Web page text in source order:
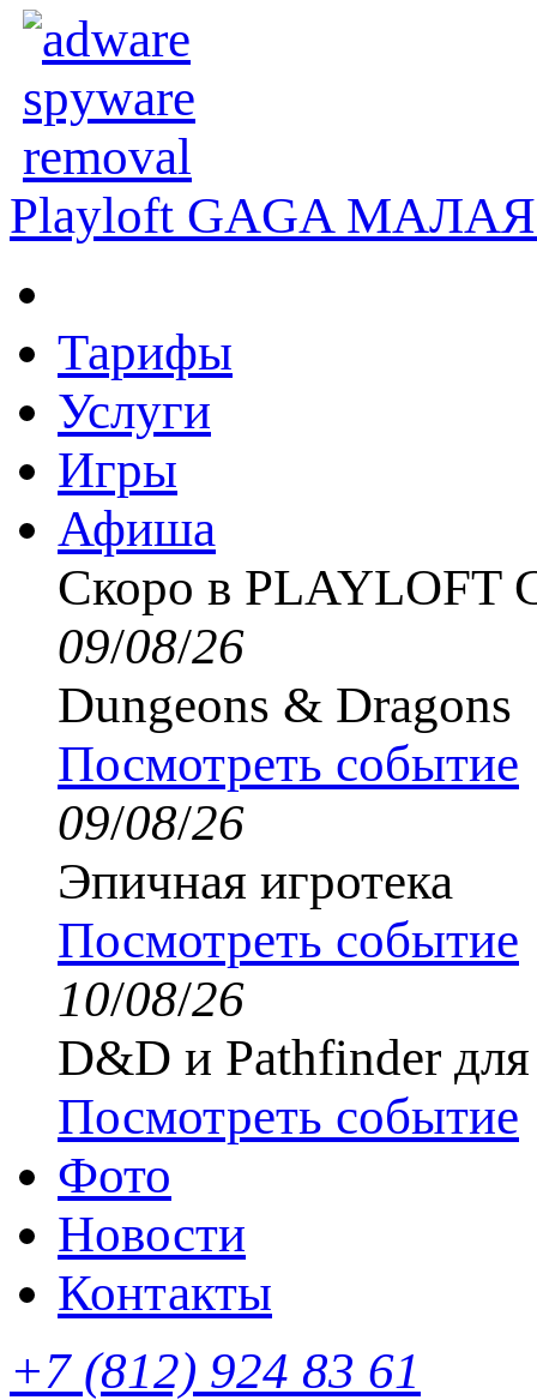
Playloft GAGA МАЛАЯ
Тарифы
Услуги
Игры
Афиша
Скоро в PLAYLOFT
09/08/26
Dungeons & Dragons
Посмотреть событие
09/08/26
Эпичная игротека
Посмотреть событие
10/08/26
D&D и Pathfinder
Посмотреть событие
Фото
Новости
Контакты
+7 (812) 924 83 61